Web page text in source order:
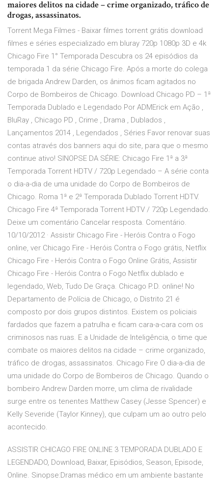
maiores delitos na cidade – crime organizado, tráfico de
drogas, assassinatos.
Torrent Mega Filmes - Baixar filmes torrent grátis download
filmes e séries especializado em bluray 720p 1080p 3D e 4k
Chicago Fire 1° Temporada Descubra os 24 episódios da
temporada 1 da série Chicago Fire. Após a morte do colega
de brigada Andrew Darden, os ânimos ficam agitados no
Corpo de Bombeiros de Chicago. Download Chicago PD – 1ª
Temporada Dublado e Legendado Por ADMErick em Ação ,
BluRay , Chicago PD , Crime , Drama , Dublados ,
Lançamentos 2014 , Legendados , Séries Favor renovar suas
contas através dos banners aqui do site, para que o mesmo
continue ativo! SINOPSE DA SÉRIE: Chicago Fire 1ª a 3ª
Temporada Torrent HDTV / 720p Legendado – A série conta
o dia-a-dia de uma unidade do Corpo de Bombeiros de
Chicago. Roma 1ª e 2ª Temporada Dublado Torrent HDTV.
Chicago Fire 4ª Temporada Torrent HDTV / 720p Legendado.
Deixe um comentário Cancelar resposta. Comentário.
10/10/2012 · Assistir Chicago Fire - Heróis Contra o Fogo
online, ver Chicago Fire - Heróis Contra o Fogo grátis, Netflix
Chicago Fire - Heróis Contra o Fogo Online Grátis, Assistir
Chicago Fire - Heróis Contra o Fogo Netflix dublado e
legendado, Web, Tudo De Graça. Chicago P.D. online! No
Departamento de Polícia de Chicago, o Distrito 21 é
composto por dois grupos distintos. Existem os policiais
fardados que fazem a patrulha e ficam cara-a-cara com os
criminosos nas ruas. E a Unidade de Inteligência, o time que
combate os maiores delitos na cidade – crime organizado,
tráfico de drogas, assassinatos. Chicago Fire O dia-a-dia de
uma unidade do Corpo de Bombeiros de Chicago. Quando o
bombeiro Andrew Darden morre, um clima de rivalidade
surge entre os tenentes Matthew Casey (Jesse Spencer) e
Kelly Severide (Taylor Kinney), que culpam um ao outro pelo
acontecido.
ASSISTIR CHICAGO FIRE ONLINE 3 TEMPORADA DUBLADO E
LEGENDADO, Download, Baixar, Episódios, Season, Episode,
Online. Sinopse:Dramas médico em um ambiente bastante